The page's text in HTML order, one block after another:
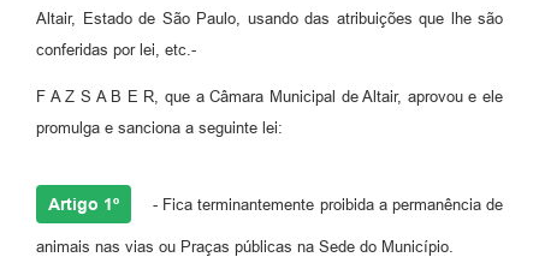
Altair, Estado de São Paulo, usando das atribuições que lhe são
conferidas por lei, etc.-
F A Z S A B E R, que a Câmara Municipal de Altair, aprovou e ele
promulga e sanciona a seguinte lei:
Artigo 1º - Fica terminantemente proibida a permanência de
animais nas vias ou Praças públicas na Sede do Município.